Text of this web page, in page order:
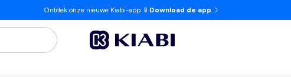
Ontdek onze nieuwe Kiabi-app 📱 Download de app